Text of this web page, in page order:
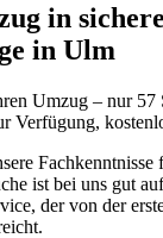
in
in Ulm
Umzug – nur 57
Verfügung,
ist bei uns gut
der von der